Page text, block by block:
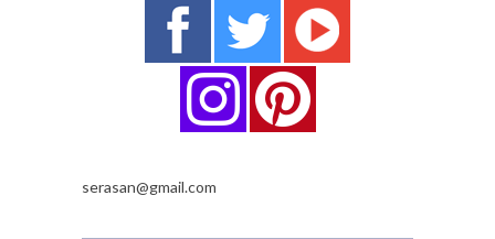
serasan@gmail.com